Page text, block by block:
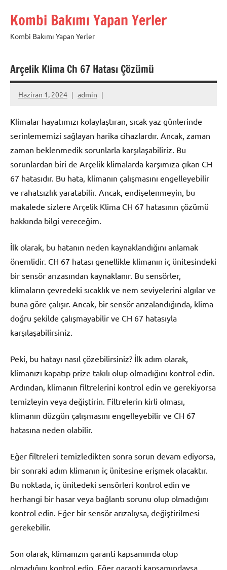
Kombi Bakımı Yapan Yerler
Kombi Bakımı Yapan Yerler
Arçelik Klima Ch 67 Hatası Çözümü
Haziran 1, 2024 admin
Klimalar hayatımızı kolaylaştıran, sıcak yaz günlerinde
serinlememizi sağlayan harika cihazlardır. Ancak, zaman
zaman beklenmedik sorunlarla karşılaşabiliriz. Bu
sorunlardan biri de Arçelik klimalarda karşımıza çıkan CH
67 hatasıdır. Bu hata, klimanın çalışmasını engelleyebilir
ve rahatsızlık yaratabilir. Ancak, endişelenmeyin, bu
makalede sizlere Arçelik Klima CH 67 hatasının çözümü
hakkında bilgi vereceğim.
İlk olarak, bu hatanın neden kaynaklandığını anlamak
önemlidir. CH 67 hatası genellikle klimanın iç ünitesindeki
bir sensör arızasından kaynaklanır. Bu sensörler,
klimaların çevredeki sıcaklık ve nem seviyelerini algılar ve
buna göre çalışır. Ancak, bir sensör arızalandığında, klima
doğru şekilde çalışmayabilir ve CH 67 hatasıyla
karşılaşabilirsiniz.
Peki, bu hatayı nasıl çözebilirsiniz? İlk adım olarak,
klimanızı kapatıp prize takılı olup olmadığını kontrol edin.
Ardından, klimanın filtrelerini kontrol edin ve gerekiyorsa
temizleyin veya değiştirin. Filtrelerin kirli olması,
klimanın düzgün çalışmasını engelleyebilir ve CH 67
hatasına neden olabilir.
Eğer filtreleri temizledikten sonra sorun devam ediyorsa,
bir sonraki adım klimanın iç ünitesine erişmek olacaktır.
Bu noktada, iç ünitedeki sensörleri kontrol edin ve
herhangi bir hasar veya bağlantı sorunu olup olmadığını
kontrol edin. Eğer bir sensör arızalıysa, değiştirilmesi
gerekebilir.
Son olarak, klimanızın garanti kapsamında olup
olmadığını kontrol edin. Eğer garanti kapsamındaysa,